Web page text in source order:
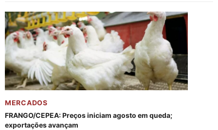
MERCADOS
FRANGO/CEPEA: Preços iniciam agosto em queda;
exportações avançam